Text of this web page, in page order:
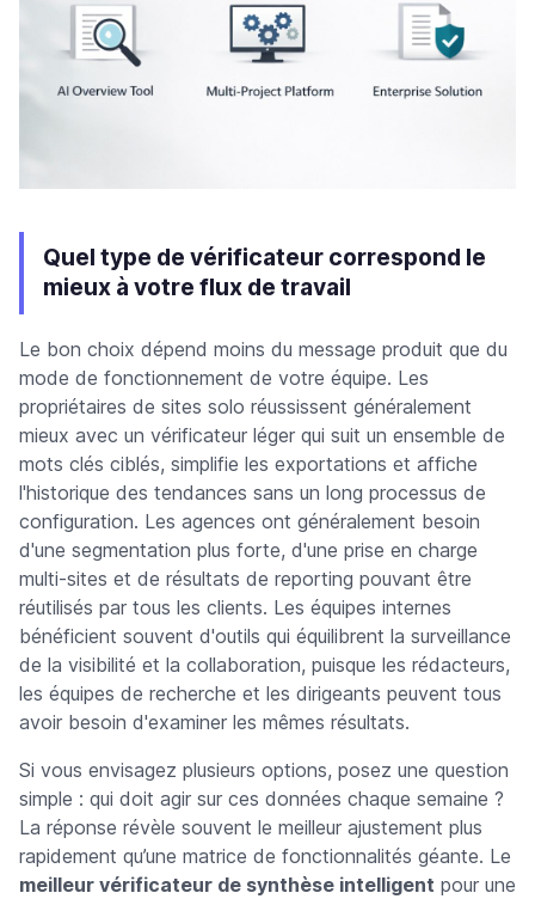
Quel type de vérificateur correspond le
mieux à votre flux de travail
Le bon choix dépend moins du message produit que du
mode de fonctionnement de votre équipe. Les
propriétaires de sites solo réussissent généralement
mieux avec un vérificateur léger qui suit un ensemble de
mots clés ciblés, simplifie les exportations et affiche
l'historique des tendances sans un long processus de
configuration. Les agences ont généralement besoin
d'une segmentation plus forte, d'une prise en charge
multi-sites et de résultats de reporting pouvant être
réutilisés par tous les clients. Les équipes internes
bénéficient souvent d'outils qui équilibrent la surveillance
de la visibilité et la collaboration, puisque les rédacteurs,
les équipes de recherche et les dirigeants peuvent tous
avoir besoin d'examiner les mêmes résultats.
Si vous envisagez plusieurs options, posez une question
simple : qui doit agir sur ces données chaque semaine ?
La réponse révèle souvent le meilleur ajustement plus
rapidement qu’une matrice de fonctionnalités géante. Le
meilleur vérificateur de synthèse intelligent pour une